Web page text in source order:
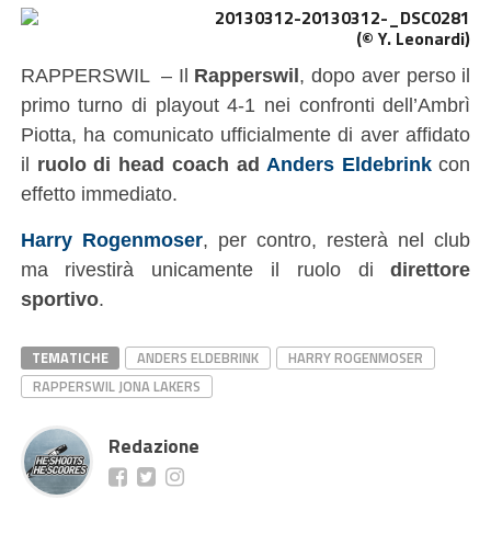
(© Y. Leonardi)
RAPPERSWIL – Il Rapperswil, dopo aver perso il
primo turno di playout 4-1 nei confronti dell’Ambrì
Piotta, ha comunicato ufficialmente di aver affidato
il ruolo di head coach ad Anders Eldebrinkcon
effetto immediato.
Harry Rogenmoser, per contro, resterà nel club
ma rivestirà unicamente il ruolo didirettore
sportivo.
TEMATICHE ANDERS ELDEBRINK
HARRY ROGENMOSER
RAPPERSWIL JONA LAKERS
Redazione